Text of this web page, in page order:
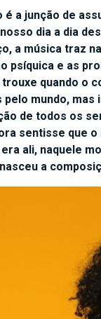
é a junção de
dia a dia
a música traz
psíquica e as
quando o
mundo,
de todos os
sentisse que
ali, naquele
nasceu a